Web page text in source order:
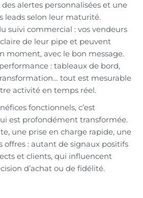
alertes personnalisées et une
leads selon leur maturité.
suivi commercial : vos vendeurs
de leur pipe et peuvent
moment, avec le bon message.
: tableaux de bord,
tout est mesurable
activité en temps réel.
fonctionnels, c’est
est profondément transformée.
une prise en charge rapide, une
offres : autant de signaux positifs
et clients, qui influencent
d’achat ou de fidélité.